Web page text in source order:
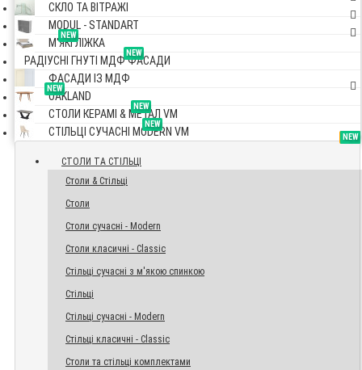
СКЛО ТА ВІТРАЖІ
MODUL - STANDART
NEW
М'ЯКІ ЛІЖКА
NEW
РАДІУСНІ ГНУТІ МДФ ФАСАДИ
ФАСАДИ ІЗ МДФ
NEW
OAKLAND
NEW
СТОЛИ КЕРАМІ & МЕТАЛ VM
NEW
СТІЛЬЦІ СУЧАСНІ MODERN VM TOP
СТОЛИ ТА СТІЛЬЦІ
Столи & Стільці
Столи
Столи сучасні - Modern
Столи класичні - Classic
Стільці сучасні з м'якою спинкою
Стільці
Стільці сучасні - Modern
Стільці класичні - Classic
Столи та стільці комплектами
NEW
NEW
NEW